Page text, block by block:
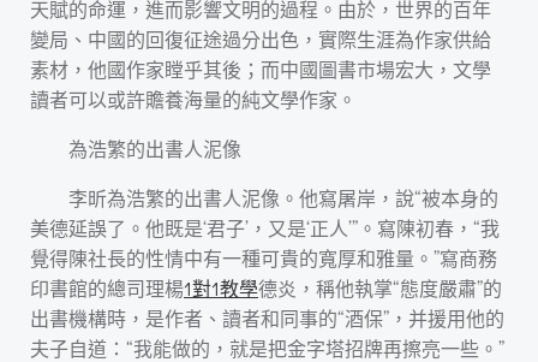
天賦的命運，進而影響文明的過程。由於，世界的百年
變局、中國的回復征途過分出色，實際生涯為作家供給
素材，他國作家瞠乎其後；而中國圖書市場宏大，文學
讀者可以或許贍養海量的純文學作家。
為浩繁的出書人泥像
李昕為浩繁的出書人泥像。他寫屠岸，說“被本身的
美德延誤了。他既是‘君子’，又是‘正人’”。寫陳初春，“我
覺得陳社長的性情中有一種可貴的寬厚和雅量。”寫商務
印書館的總司理楊1對1教學德炎，稱他執掌“態度嚴肅”的
出書機構時，是作者、讀者和同事的“酒保”，并援用他的
夫子自道：“我能做的，就是把金字塔招牌再擦亮一些。”